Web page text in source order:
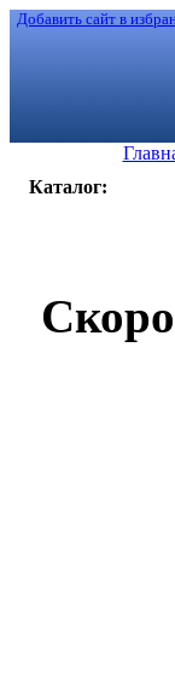
Добавить сайт в
Каталог: